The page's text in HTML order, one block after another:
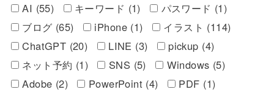
AI (55)
キーワード (1)
パスワード (1)
ブログ (65)
iPhone (1)
イラスト (114)
ChatGPT (20)
LINE (3)
pickup (4)
ネット予約 (1)
SNS (5)
Windows (5)
Adobe (2)
PowerPoint (4)
PDF (1)